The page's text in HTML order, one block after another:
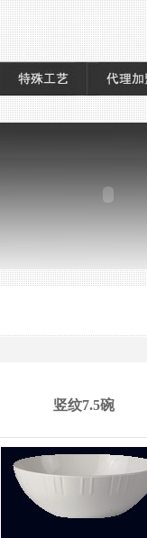
竖纹7.5碗